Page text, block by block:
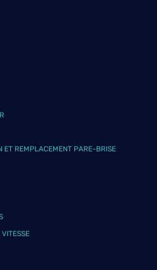
ET REMPLACEMENT PARE-BRISE